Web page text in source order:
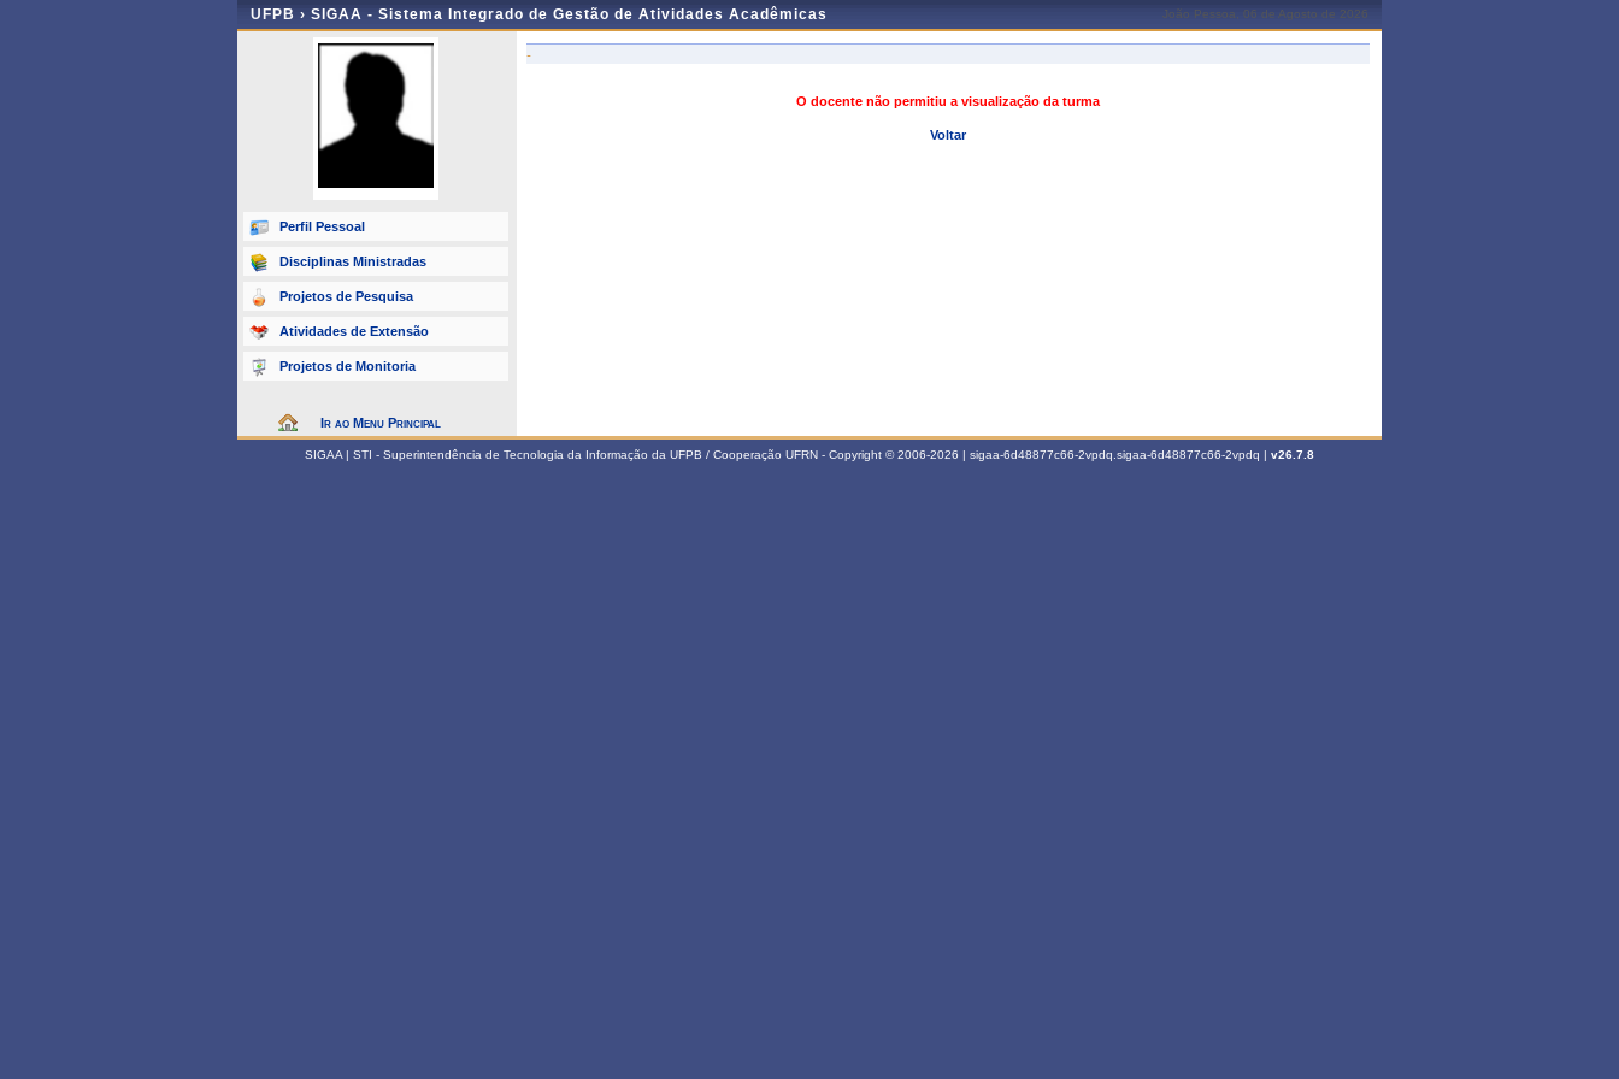
UFPB › SIGAA - Sistema Integrado de Gestão de Atividades Acadêmicas João Pessoa, 06 de Agosto de 2026
Perfil Pessoal
Disciplinas Ministradas
Projetos de Pesquisa
Atividades de Extensão
Projetos de Monitoria
Ir ao Menu Principal
-
O docente não permitiu a visualização da turma
Voltar
SIGAA | STI - Superintendência de Tecnologia da Informação da UFPB / Cooperação UFRN - Copyright © 2006-2026 | sigaa-6d48877c66-2vpdq.sigaa-6d48877c66-2vpdq | v26.7.8